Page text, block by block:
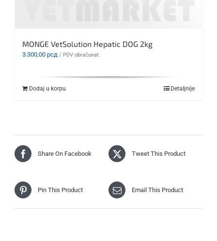
MONGE VetSolution Hepatic DOG 2kg
3.300,00 рсд / PDV obračunat
Dodaj u korpu Detaljnije
Share On Facebook Tweet This Product
Pin This Product Email This Product